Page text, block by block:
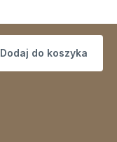
Dodaj do koszyka